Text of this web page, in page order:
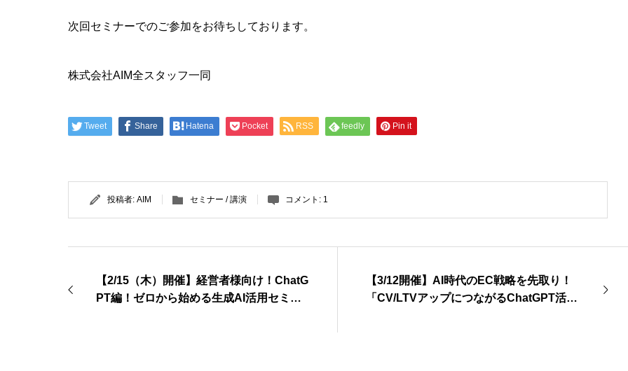
次回セミナーでのご参加をお待ちしております。
株式会社AIM全スタッフ一同
Tweet Share Hatena Pocket RSS feedly Pin it
投稿者: AIM セミナー / 講演 コメント: 1
【2/15（木）開催】経営者様向け！ChatG
PT編！ゼロから始める生成AI活用セミナ
【3/12開催】AI時代のEC戦略を先取り！
「CV/LTVアップにつながるChatGPT活用